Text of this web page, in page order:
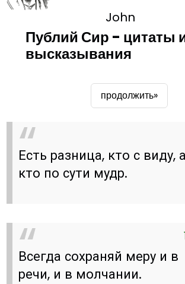
John
Публий Сир - цитаты
высказывания
продолжить»
Есть разница, кто с виду, а
кто по сути мудр.
Всегда сохраняй меру и в
речи, и в молчании.